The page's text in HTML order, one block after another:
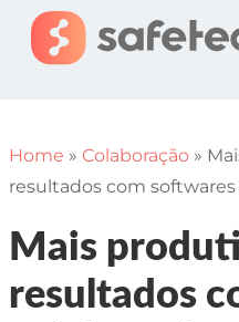
Home » Colaboração »
resultados com
Mais
resultados